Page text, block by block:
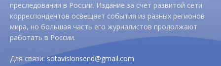
преследовании в России. Издание за счет развитой сети
корреспондентов освещает события из разных регионов
мира, но большая часть его журналистов продолжают
работать в России.
Для связи:sotavisionsend@gmail.com